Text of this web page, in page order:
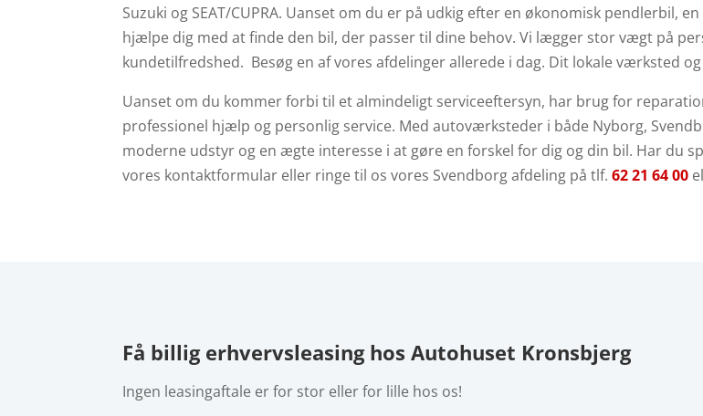
Suzuki og SEAT/CUPRA. Uanset om du er på udkig efter en økonomisk pendlerbil,
hjælpe dig med at finde den bil, der passer til dine behov.Vi lægger stor vægt på
kundetilfredshed. Besøg en af vores afdelinger allerede i dag. Dit lokale værksted
Uanset om du kommer forbi til et almindeligt serviceeftersyn, har brug for
professionel hjælp og personlig service. Med autoværksteder i både Nyborg,
moderne udstyr og en ægte interesse i at gøre en forskel for dig og din bil. Har du
vores kontaktformular eller ringe til os vores Svendborg afdeling på tlf.62 21 64 00
Få billig erhvervsleasing hos Autohuset Kronsbjerg
Ingen leasingaftale er for stor eller for lille hos os!